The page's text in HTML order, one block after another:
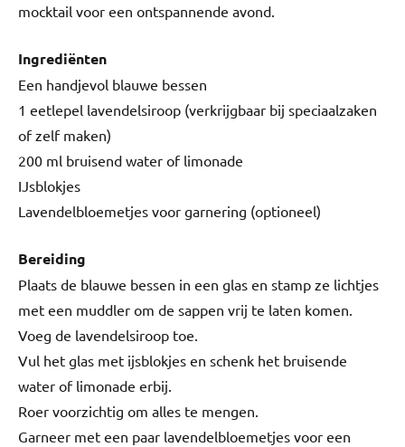
mocktail voor een ontspannende avond.
Ingrediënten
Een handjevol blauwe bessen
1 eetlepel lavendelsiroop (verkrijgbaar bij speciaalzaken
of zelf maken)
200 ml bruisend water of limonade
IJsblokjes
Lavendelbloemetjes voor garnering (optioneel)
Bereiding
Plaats de blauwe bessen in een glas en stamp ze lichtjes
met een muddler om de sappen vrij te laten komen.
Voeg de lavendelsiroop toe.
Vul het glas met ijsblokjes en schenk het bruisende
water of limonade erbij.
Roer voorzichtig om alles te mengen.
Garneer met een paar lavendelbloemetjes voor een